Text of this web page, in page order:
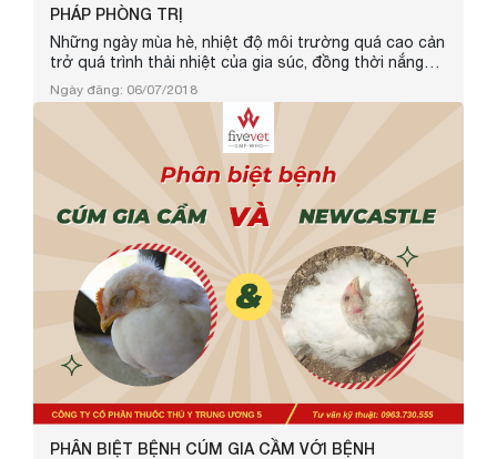
PHÁP PHÒNG TRỊ
Những ngày mùa hè, nhiệt độ môi trường quá cao cản
trở quá trình thải nhiệt của gia súc, đồng thời nắng
nóng chiếu trực tiếp dẫn đến thân nhiệt gia tăng quá
mức dễ gây ra bệnh cảm nắng, cảm nóng gây thiệt hại
về kinh tế cho người chăn nuôi.
Ngày đăng: 06/07/2018
PHÂN BIỆT BỆNH CÚM GIA CẦM VỚI BỆNH